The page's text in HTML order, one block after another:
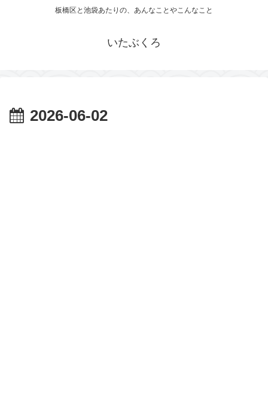
板橋区と池袋あたりの、あんなことやこんなこと
いたぶくろ
2026-06-02